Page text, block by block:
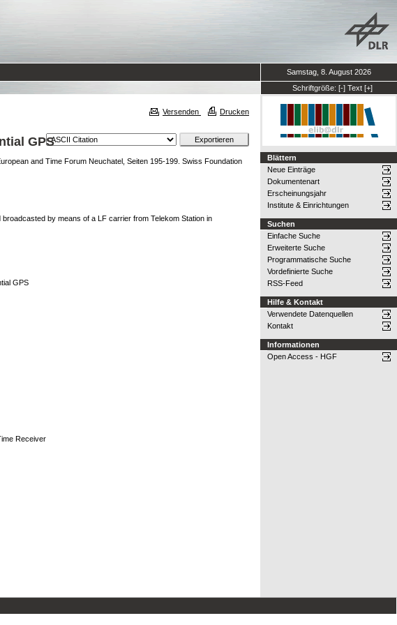
Samstag, 8. August 2026
Schriftgröße: [-] Text [+]
Versenden Drucken
GPS
and Time Forum Neuchatel, Seiten 195-199. Swiss Foundation
by means of a LF carrier from Telekom Station in
GPS
Receiver
Blättern
Neue Einträge
Dokumentenart
Erscheinungsjahr
Institute & Einrichtungen
Suchen
Einfache Suche
Erweiterte Suche
Programmatische Suche
Vordefinierte Suche
RSS-Feed
Hilfe & Kontakt
Verwendete Datenquellen
Kontakt
Informationen
Open Access - HGF